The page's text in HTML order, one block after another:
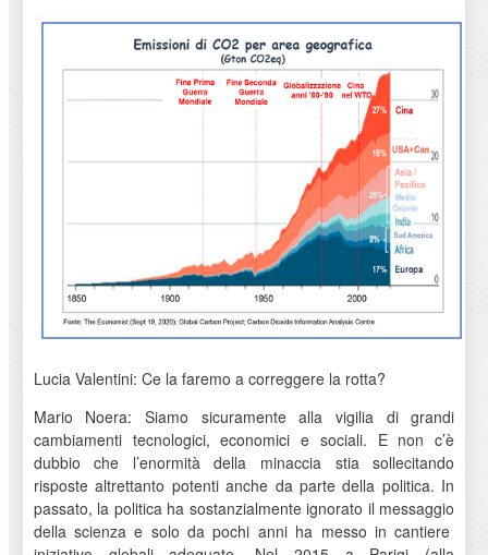
Lucia Valentini: Ce la faremo a correggere la rotta?
Mario Noera: Siamo sicuramente alla vigilia di grandi
cambiamenti tecnologici, economici e sociali. E non c’è
dubbio che l’enormità della minaccia stia sollecitando
risposte altrettanto potenti anche da parte della politica. In
passato, la politica ha sostanzialmente ignorato il messaggio
della scienza e solo da pochi anni ha messo in cantiere